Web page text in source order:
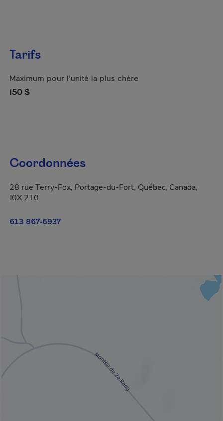
Tarifs
Maximum pour l'unité la plus chère
150 $
Coordonnées
28 rue Terry-Fox, Portage-du-Fort, Québec, Canada,
J0X 2T0
613 867-6937